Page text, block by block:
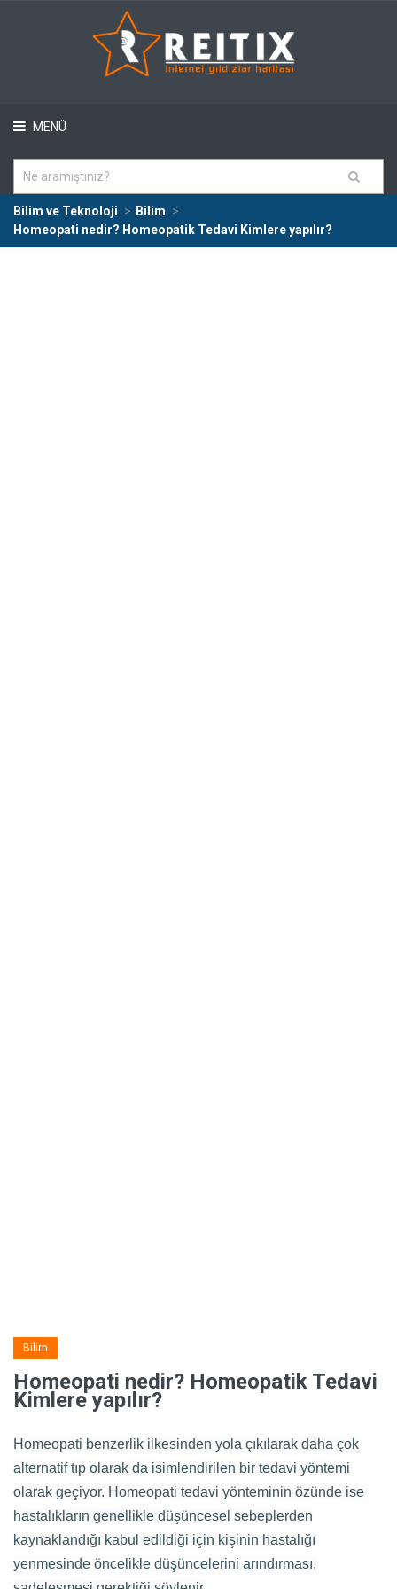
MENÜ
Bilim ve Teknoloji
Bilim
Homeopati nedir? Homeopatik Tedavi Kimlere yapılır?
Bilim
Homeopati nedir? Homeopatik Tedavi
Kimlere yapılır?
Homeopati benzerlik ilkesinden yola çıkılarak daha çok
alternatif tıp olarak da isimlendirilen bir tedavi yöntemi
olarak geçiyor. Homeopati tedavi yönteminin özünde ise
hastalıkların genellikle düşüncesel sebeplerden
kaynaklandığı kabul edildiği için kişinin hastalığı
yenmesinde öncelikle düşüncelerini arındırması,